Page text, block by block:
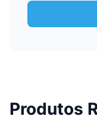
Produtos